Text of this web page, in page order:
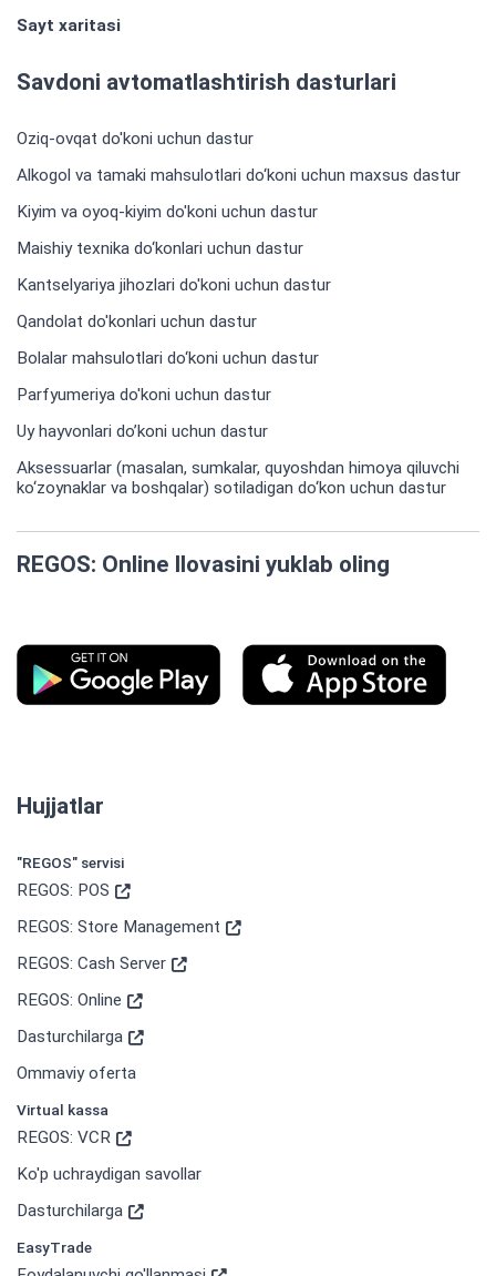
Sayt xaritasi
Savdoni avtomatlashtirish dasturlari
Oziq-ovqat do'koni uchun dastur
Alkogol va tamaki mahsulotlari do‘koni uchun maxsus dastur
Kiyim va oyoq-kiyim do'koni uchun dastur
Maishiy texnika do‘konlari uchun dastur
Kantselyariya jihozlari do'koni uchun dastur
Qandolat do'konlari uchun dastur
Bolalar mahsulotlari do‘koni uchun dastur
Parfyumeriya do'koni uchun dastur
Uy hayvonlari do’koni uchun dastur
Aksessuarlar (masalan, sumkalar, quyoshdan himoya qiluvchi
ko‘zoynaklar va boshqalar) sotiladigan do‘kon uchun dastur
REGOS: Online Ilovasini yuklab oling
Hujjatlar
"REGOS" servisi
REGOS: POS
REGOS: Store Management
REGOS: Cash Server
REGOS: Online
Dasturchilarga
Ommaviy oferta
Virtual kassa
REGOS: VCR
Ko'p uchraydigan savollar
Dasturchilarga
EasyTrade